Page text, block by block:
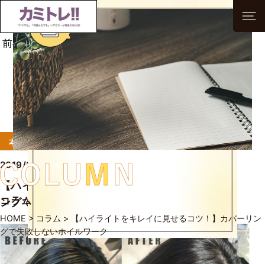
コラム
HOME > コラム >
【ハイライトをキレイに見せるコツ！】カバーリン
グで失敗しないホイルワーク
一覧へ
前へ 次へ
本音に応えるテクニック
2019/12/05
【ハイライトをキレイに見せるコツ！】カバーリ
ングで失敗しないホイルワーク